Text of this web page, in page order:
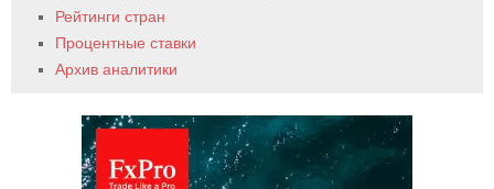
Рейтинги стран
Процентные ставки
Архив аналитики